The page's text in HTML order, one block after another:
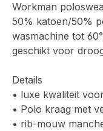
Workman
50% katoen/50%
wasmachine tot
geschikt voor
Details
• luxe kwaliteit
• Polo kraag met
• rib-mouw